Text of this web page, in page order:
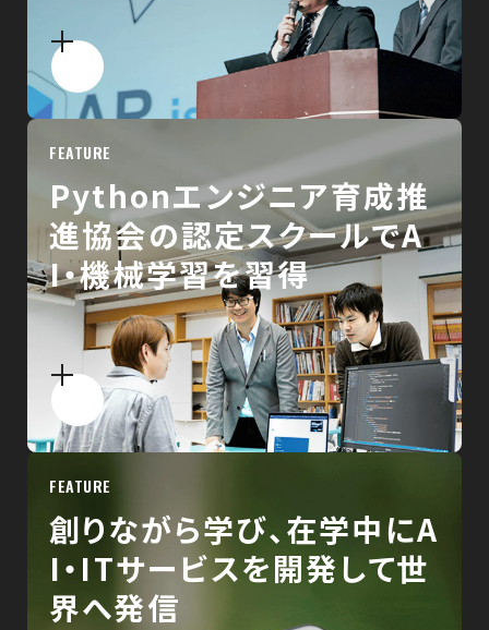
FEATURE
Pythonエンジニア育成推
進協会の認定スクールでA
I・機械学習を習得
FEATURE
創りながら学び、在学中にA
I・ITサービスを開発して世
界へ発信